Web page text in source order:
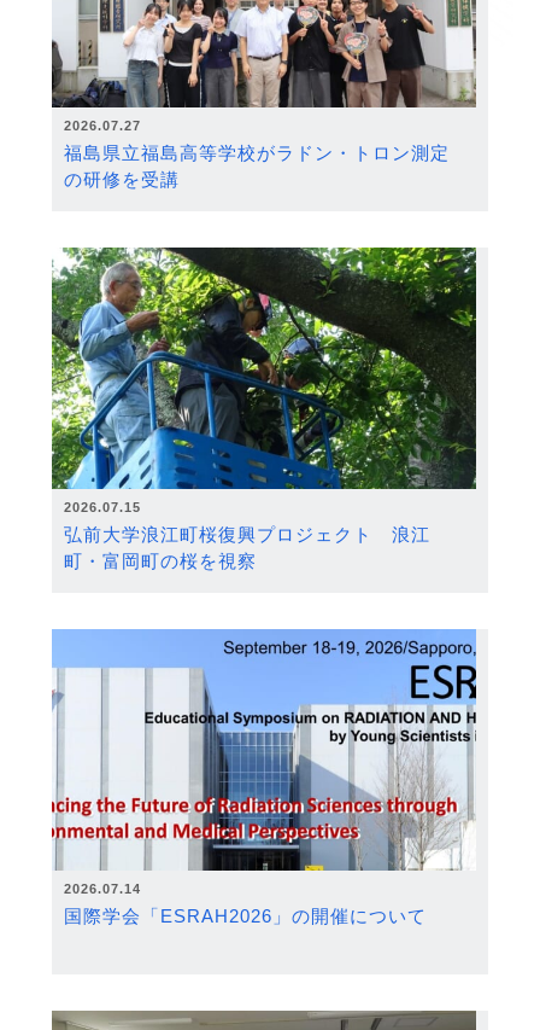
2026.07.27
福島県立福島高等学校がラドン・トロン測定
の研修を受講
2026.07.15
弘前大学浪江町桜復興プロジェクト 浪江
町・富岡町の桜を視察
2026.07.14
国際学会「ESRAH2026」の開催について